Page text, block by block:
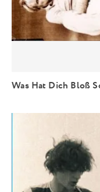
Was Hat Dich Bloß